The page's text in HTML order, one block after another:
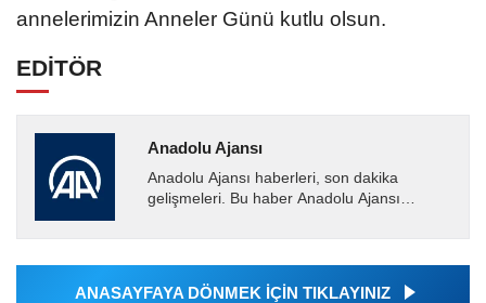
annelerimizin Anneler Günü kutlu olsun.
EDİTÖR
Anadolu Ajansı
Anadolu Ajansı haberleri, son dakika
gelişmeleri. Bu haber Anadolu Ajansı
tarafından geçilen tüm...
ANASAYFAYA DÖNMEK İÇİN TIKLAYINIZ